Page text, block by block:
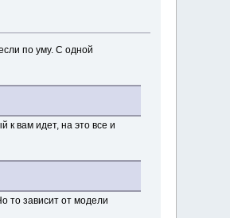
по уму. С одной
к вам идет, на это все и
то зависит от модели